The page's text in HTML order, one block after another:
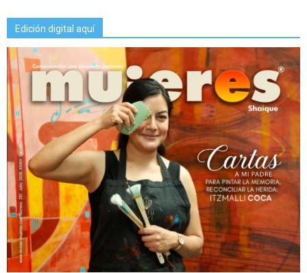
Edición digital aquí